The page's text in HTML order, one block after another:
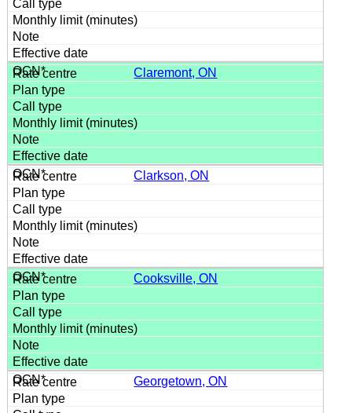
Claremont, ON
Clarkson, ON
Cooksville, ON
Georgetown, ON